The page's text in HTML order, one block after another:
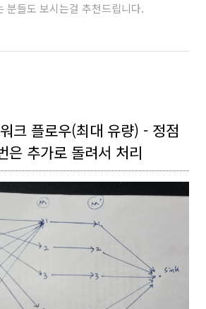
분들도 보시는걸 추천드립니다.
크 플로우(최대 유량) - 정점
은 추가로 돌려서 처리